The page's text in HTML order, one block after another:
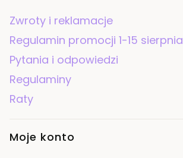
Zwroty i reklamacje
Regulamin promocji 1-15 sierpnia
Pytania i odpowiedzi
Regulaminy
Raty
Moje konto